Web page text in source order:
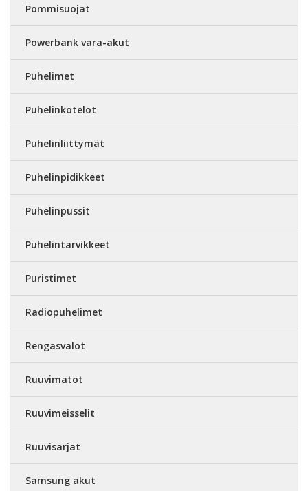
Pommisuojat
Powerbank vara-akut
Puhelimet
Puhelinkotelot
Puhelinliittymät
Puhelinpidikkeet
Puhelinpussit
Puhelintarvikkeet
Puristimet
Radiopuhelimet
Rengasvalot
Ruuvimatot
Ruuvimeisselit
Ruuvisarjat
Samsung akut